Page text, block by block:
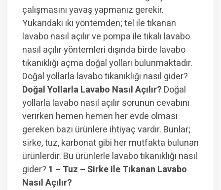
çalışmasını yavaş yapmanız gerekir.
Yukarıdaki iki yöntemden; tel ile tıkanan
lavabo nasıl açılır ve pompa ile tıkalı lavabo
nasıl açılır yöntemleri dışında birde lavabo
tıkanıklığı açma doğal yolları bulunmaktadır.
Doğal yollarla lavabo tıkanıklığı nasıl gider?
Doğal Yollarla Lavabo Nasıl Açılır? Doğal
yollarla lavabo nasıl açılır sorunun cevabını
verirken hemen hemen her evde olması
gereken bazı ürünlere ihtiyaç vardır. Bunlar;
sirke, tuz, karbonat gibi her mutfakta bulunan
ürünlerdir. Bu ürünlerle lavabo tıkanıklığı nasıl
gider? 1 – Tuz – Sirke ile Tıkanan Lavabo
Nasıl Açılır?